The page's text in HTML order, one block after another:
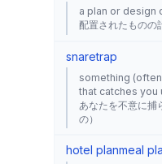
a plan or design
配置されたものの
snaretrap
something
that catches you
あなたを不意に捕
の）
hotel planmeal